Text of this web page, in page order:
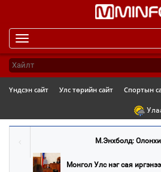
Үндсэн сайт Улс төрийн сайт Спортын
М.Энхболд:
Монгол Улс нэг сая